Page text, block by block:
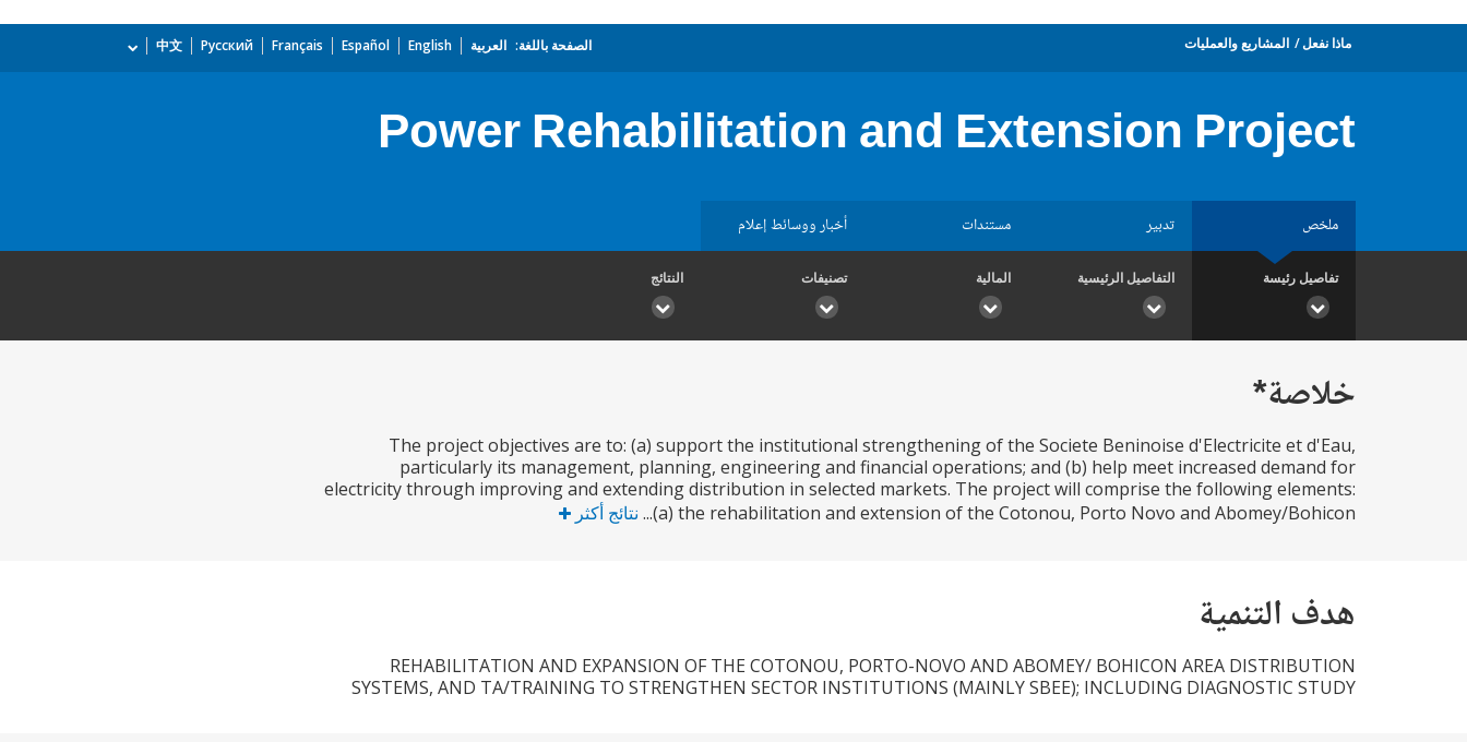
ماذا نفعل المشاريع والعمليات الصفحة باللغة: العربية English
Español
Français
Русский
中文
Power Rehabilitation and Extension Project
ملخص تدبير مستندات أخبار ووسائط إعلام
تفاصيل رئيسة التفاصيل الرئيسية المالية تصنيفات النتائج
خلاصة*
The project objectives are to: (a) support the institutional strengthening of the Societe Beninoise d'Electricite et d'Eau,
particularly its management, planning, engineering and financial operations; and (b) help meet increased demand for
electricity through improving and extending distribution in selected markets. The project will comprise the following elements:
(a) the rehabilitation and extension of the Cotonou, Porto Novo and Abomey/Bohicon...
نتائج أكثر
هدف التنمية
REHABILITATION AND EXPANSION OF THE COTONOU, PORTO-NOVO AND ABOMEY/ BOHICON AREA DISTRIBUTION
SYSTEMS, AND TA/TRAINING TO STRENGTHEN SECTOR INSTITUTIONS (MAINLY SBEE); INCLUDING DIAGNOSTIC STUDY